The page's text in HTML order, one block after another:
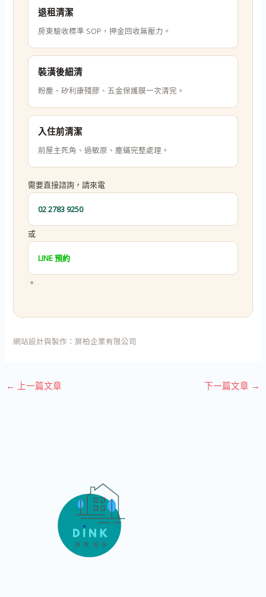
退租清潔
房東驗收標準 SOP，押金回收無壓力。
裝潢後細清
粉塵、矽利康殘膠、五金保護膜一次清完。
入住前清潔
前屋主死角、過敏原、塵蟎完整處理。
需要直接諮詢，請來電
02 2783 9250
或
LINE 預約
。
網站設計與製作： 屏柏企業有限公司
← 上一篇文章 下一篇文章 →